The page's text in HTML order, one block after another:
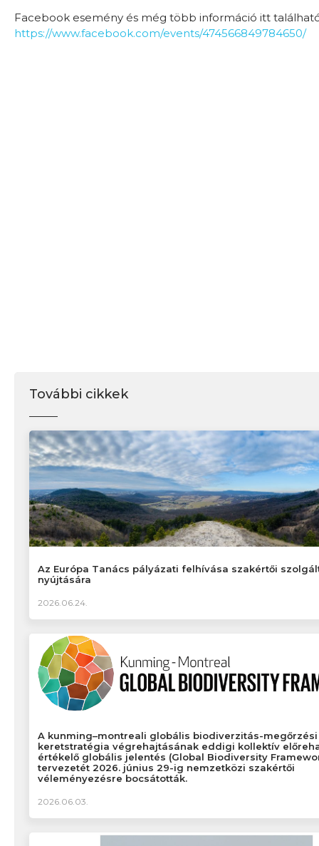
Facebook esemény és még több információ itt
https://www.facebook.com/events/474566849784650/
További cikkek
Az Európa Tanács pályázati felhívása szakértői
nyújtására
2026.06.24.
A kunming–montreali globális biodiverzitás-megőrzési
keretstratégia végrehajtásának eddigi kollektív
értékelő globális jelentés (Global Biodiversity
tervezetét 2026. június 29-ig nemzetközi szakértői
véleményezésre bocsátották.
2026.06.03.